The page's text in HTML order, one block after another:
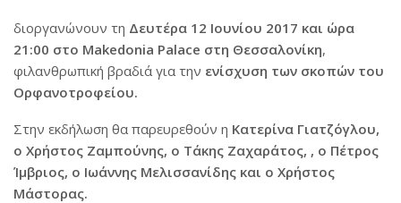
διοργανώνουν τη Δευτέρα 12 Ιουνίου 2017 και ώρα
21:00 στο Makedonia Palace στη Θεσσαλονίκη,
φιλανθρωπική βραδιά για την ενίσχυση των σκοπών του
Ορφανοτροφείου.
Στην εκδήλωση θα παρευρεθούν η Κατερίνα Γιατζόγλου,
ο Χρήστος Ζαμπούνης, ο Τάκης Ζαχαράτος, , ο Πέτρος
Ίμβριος, ο Ιωάννης Μελισσανίδης και ο Χρήστος
Μάστορας.